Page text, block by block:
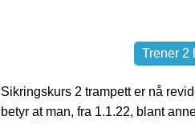
Trener 2
Sikringskurs 2 trampett er nå
betyr at man, fra 1.1.22, blant